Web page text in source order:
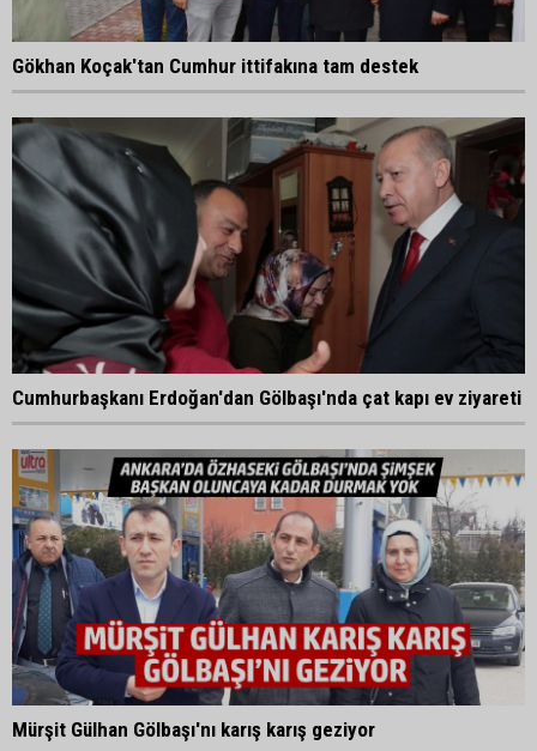
Gökhan Koçak'tan Cumhur ittifakına tam destek
Cumhurbaşkanı Erdoğan'dan Gölbaşı'nda çat kapı ev ziyareti
Mürşit Gülhan Gölbaşı'nı karış karış geziyor